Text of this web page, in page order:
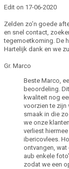
Edit on 17-06-2020
Zelden zo’n goede
en snel contact,
tegemoetkoming. De
Hartelijk dank en we
Gr. Marco
Beste Marco,
beoordeling.
kwaliteit nog
voorzien te zijn
smaak in die
we onze
verliest
ibericovlees.
ontvangen, wat
aub enkele
zodat we een